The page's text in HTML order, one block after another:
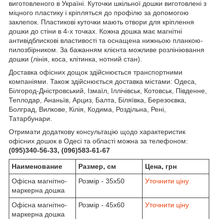
виготовленого в Україні. Куточки шкільної дошки виготовлені з
міцного пластику і кріпляться до профілю за допомогою
заклепок. Пластикові куточки мають отвори для кріплення
дошки до стіни в 4-х точках. Кожна дошка має магнітні
антивідблискові властивості та оснащена нижньою планкою-
пилозбірником. За бажанням клієнта можливе розлініювання
дошки (лінія, коса, клітинка, нотний стан).
Доставка офісних дощок здійснюється транспортними
компаніями. Також здійснюється доставка містами: Одеса,
Білгород-Дністровський, Ізмаїл, Іллічівськ, Котовськ, Південне,
Теплодар, Ананьїв, Арциз, Балта, Біляївка, Березоєвка,
Болград, Вилкове, Кілія, Кодима, Роздільна, Рені,
Татарбунари.
Отримати додаткову консультацію щодо характеристик
офісних дошок в Одесі та області можна за телефоном:
(095)340-56-33, (096)583-61-67
Наименование Размер, см
Цена, грн
Офісна магнітно-
маркерна дошка
Розмір - 35х50 Уточнити ціну
Офісна магнітно-
маркерна дошка
Розмір - 45х60 Уточнити ціну